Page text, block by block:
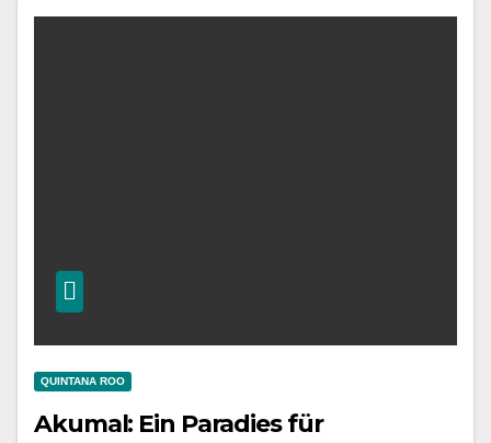
QUINTANA ROO
Akumal: Ein Paradies für